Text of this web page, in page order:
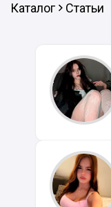
Каталог Статьи